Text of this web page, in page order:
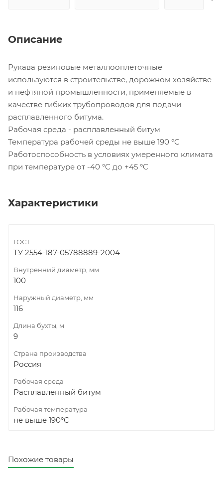
Описание
Рукава резиновые металлооплеточные
используются в строительстве, дорожном хозяйстве
и нефтяной промышленности, применяемые в
качестве гибких трубопроводов для подачи
расплавленного битума.
Рабочая среда - расплавленный битум
Температура рабочей среды не выше 190 °C
Работоспособность в условиях умеренного климата
при температуре от -40 °C до +45 °C
Характеристики
ГОСТ
ТУ 2554-187-05788889-2004
Внутренний диаметр, мм
100
Наружный диаметр, мм
116
Длина бухты, м
9
Страна производства
Россия
Рабочая среда
Расплавленный битум
Рабочая температура
не выше 190°C
Похожие товары